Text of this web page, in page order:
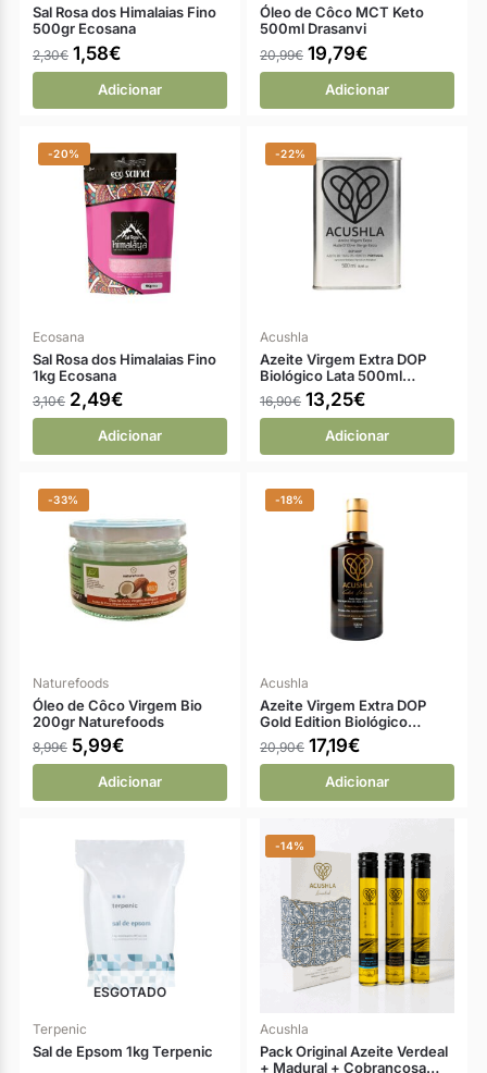
Sal Rosa dos Himalaias Fino
500gr Ecosana
2,30€ 1,58€
Adicionar
Óleo de Côco MCT Keto
500ml Drasanvi
20,99€ 19,79€
Adicionar
-20%
Ecosana
Sal Rosa dos Himalaias Fino
1kg Ecosana
3,10€ 2,49€
Adicionar
-22%
Acushla
Azeite Virgem Extra DOP
Biológico Lata 500ml…
16,90€ 13,25€
Adicionar
-33%
Naturefoods
Óleo de Côco Virgem Bio
200gr Naturefoods
8,99€ 5,99€
Adicionar
-18%
Acushla
Azeite Virgem Extra DOP
Gold Edition Biológico…
20,90€ 17,19€
Adicionar
ESGOTADO
Terpenic
Sal de Epsom 1kg Terpenic
-14%
Acushla
Pack Original Azeite Verdeal
+ Madural + Cobrançosa…